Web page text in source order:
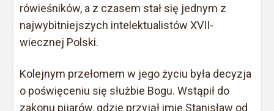
rówieśników, a z czasem stał się jednym z
najwybitniejszych intelektualistów XVII-
wiecznej Polski.
Kolejnym przełomem w jego życiu była decyzja
o poświęceniu się służbie Bogu. Wstąpił do
zakonu pijarów, gdzie przyjął imię Stanisław od